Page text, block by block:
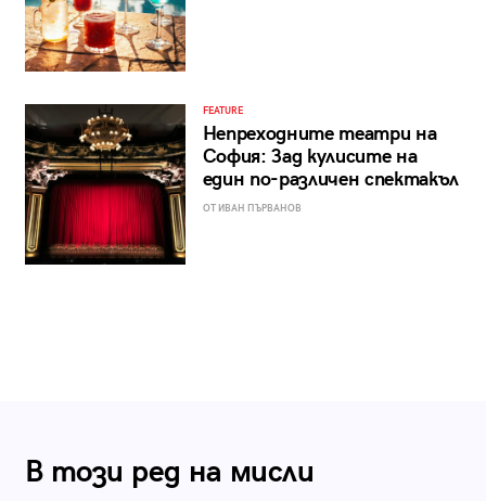
FEATURE
Непреходните театри на
София: Зад кулисите на
един по-различен спектакъл
ОТ ИВАН ПЪРВАНОВ
В този ред на мисли